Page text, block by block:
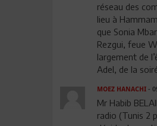
réseau des
lieu à
que Sonia
Rezgui, feue
largement de
Adel, de la
MOEZ HANACHI-
Mr Habib
radio (Tunis 2